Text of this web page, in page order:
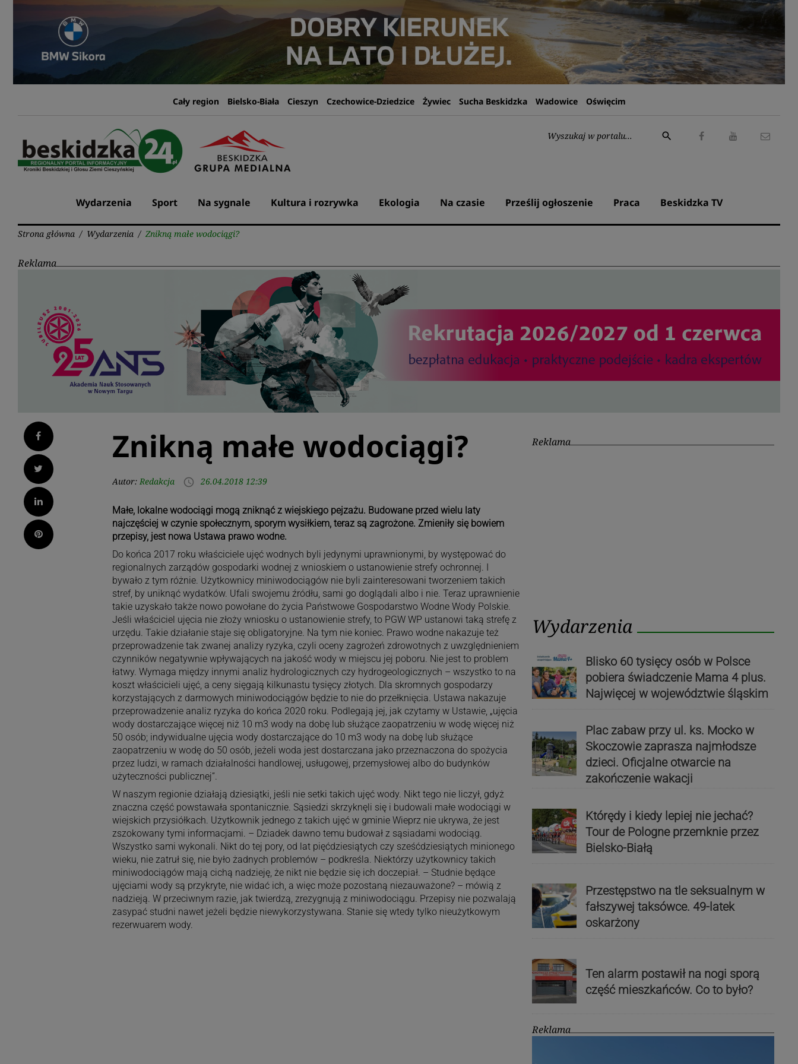
Przejdź
Cały region Bielsko-Biała Cieszyn Czechowice-Dziedzice Żywiec Sucha Beskidzka Wadowice Oświęcim
Wyszukaj:
search
Wydarzenia Sport Na sygnale Kultura i rozrywka Ekologia Na czasie Prześlij ogłoszenie Praca Beskidzka TV
Strona główna / Wydarzenia / Znikną małe wodociągi?
Reklama
Facebook
Twitter
LinkedIn
Pinterest
Znikną małe wodociągi?
Autor: Redakcja access_time 26.04.2018 12:39
Małe, lokalne wodociągi mogą zniknąć z wiejskiego pejzażu. Budowane przed wielu laty
najczęściej w czynie społecznym, sporym wysiłkiem, teraz są zagrożone. Zmieniły się bowiem
przepisy, jest nowa Ustawa prawo wodne.
Do końca 2017 roku właściciele ujęć wodnych byli jedynymi uprawnionymi, by występować do
regionalnych zarządów gospodarki wodnej z wnioskiem o ustanowienie strefy ochronnej. I
bywało z tym różnie. Użytkownicy miniwodociągów nie byli zainteresowani tworzeniem takich
stref, by uniknąć wydatków. Ufali swojemu źródłu, sami go doglądali albo i nie. Teraz uprawnienie
takie uzyskało także nowo powołane do życia Państwowe Gospodarstwo Wodne Wody Polskie.
Jeśli właściciel ujęcia nie złoży wniosku o ustanowienie strefy, to PGW WP ustanowi taką strefę z
urzędu. Takie działanie staje się obligatoryjne. Na tym nie koniec. Prawo wodne nakazuje też
przeprowadzenie tak zwanej analizy ryzyka, czyli oceny zagrożeń zdrowotnych z uwzględnieniem
czynników negatywnie wpływających na jakość wody w miejscu jej poboru. Nie jest to problem
łatwy. Wymaga między innymi analiz hydrologicznych czy hydrogeologicznych – wszystko to na
koszt właścicieli ujęć, a ceny sięgają kilkunastu tysięcy złotych. Dla skromnych gospodarzy
korzystających z darmowych miniwodociągów będzie to nie do przełknięcia. Ustawa nakazuje
przeprowadzenie analiz ryzyka do końca 2020 roku. Podlegają jej, jak czytamy w Ustawie, „ujęcia
wody dostarczające więcej niż 10 m3 wody na dobę lub służące zaopatrzeniu w wodę więcej niż
50 osób; indywidualne ujęcia wody dostarczające do 10 m3 wody na dobę lub służące
zaopatrzeniu w wodę do 50 osób, jeżeli woda jest dostarczana jako przeznaczona do spożycia
przez ludzi, w ramach działalności handlowej, usługowej, przemysłowej albo do budynków
użyteczności publicznej”.
W naszym regionie działają dziesiątki, jeśli nie setki takich ujęć wody. Nikt tego nie liczył, gdyż
znaczna część powstawała spontanicznie. Sąsiedzi skrzyknęli się i budowali małe wodociągi w
wiejskich przysiółkach. Użytkownik jednego z takich ujęć w gminie Wieprz nie ukrywa, że jest
zszokowany tymi informacjami. – Dziadek dawno temu budował z sąsiadami wodociąg.
Wszystko sami wykonali. Nikt do tej pory, od lat pięćdziesiątych czy sześćdziesiątych minionego
wieku, nie zatruł się, nie było żadnych problemów – podkreśla. Niektórzy użytkownicy takich
miniwodociągów mają cichą nadzieję, że nikt nie będzie się ich doczepiał. – Studnie będące
ujęciami wody są przykryte, nie widać ich, a więc może pozostaną niezauważone? – mówią z
nadzieją. W przeciwnym razie, jak twierdzą, zrezygnują z miniwodociągu. Przepisy nie pozwalają
zasypać studni nawet jeżeli będzie niewykorzystywana. Stanie się wtedy tylko nieużytkowym
rezerwuarem wody.
Reklama
Wydarzenia
Blisko 60 tysięcy osób w Polsce
pobiera świadczenie Mama 4 plus.
Najwięcej w województwie śląskim
Plac zabaw przy ul. ks. Mocko w
Skoczowie zaprasza najmłodsze
dzieci. Oficjalne otwarcie na
zakończenie wakacji
Którędy i kiedy lepiej nie jechać?
Tour de Pologne przemknie przez
Bielsko-Białą
Przestępstwo na tle seksualnym w
fałszywej taksówce. 49-latek
oskarżony
Ten alarm postawił na nogi sporą
część mieszkańców. Co to było?
Reklama